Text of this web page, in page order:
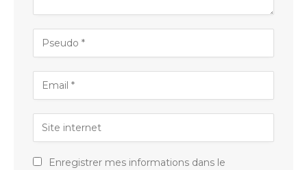
Enregistrer mes informations dans le